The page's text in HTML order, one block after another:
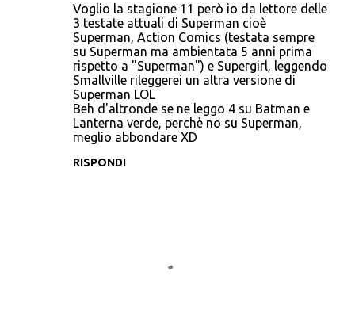
Voglio la stagione 11 però io da lettore delle
3 testate attuali di Superman cioè
Superman, Action Comics (testata sempre
su Superman ma ambientata 5 anni prima
rispetto a "Superman") e Supergirl, leggendo
Smallville rileggerei un altra versione di
Superman LOL
Beh d'altronde se ne leggo 4 su Batman e
Lanterna verde, perchè no su Superman,
meglio abbondare XD
RISPONDI